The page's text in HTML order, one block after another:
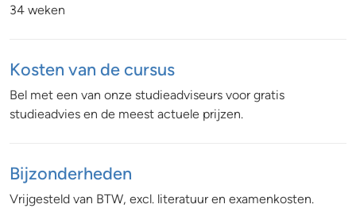
34 weken
Kosten van de cursus
Bel met een van onze studieadviseurs voor gratis
studieadvies en de meest actuele prijzen.
Bijzonderheden
Vrijgesteld van BTW, excl. literatuur en examenkosten.